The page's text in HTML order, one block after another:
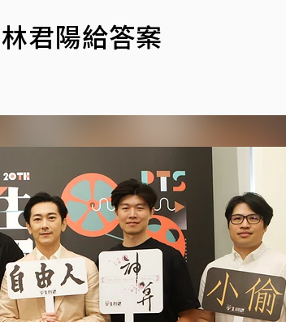
君陽給答案